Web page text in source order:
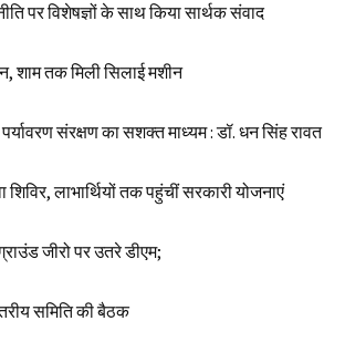
पर विशेषज्ञों के साथ किया सार्थक संवाद
शाम तक मिली सिलाई मशीन
संरक्षण का सशक्त माध्यम : डॉ. धन सिंह रावत
लाभार्थियों तक पहुंचीं सरकारी योजनाएं
जीरो पर उतरे डीएम;
समिति की बैठक